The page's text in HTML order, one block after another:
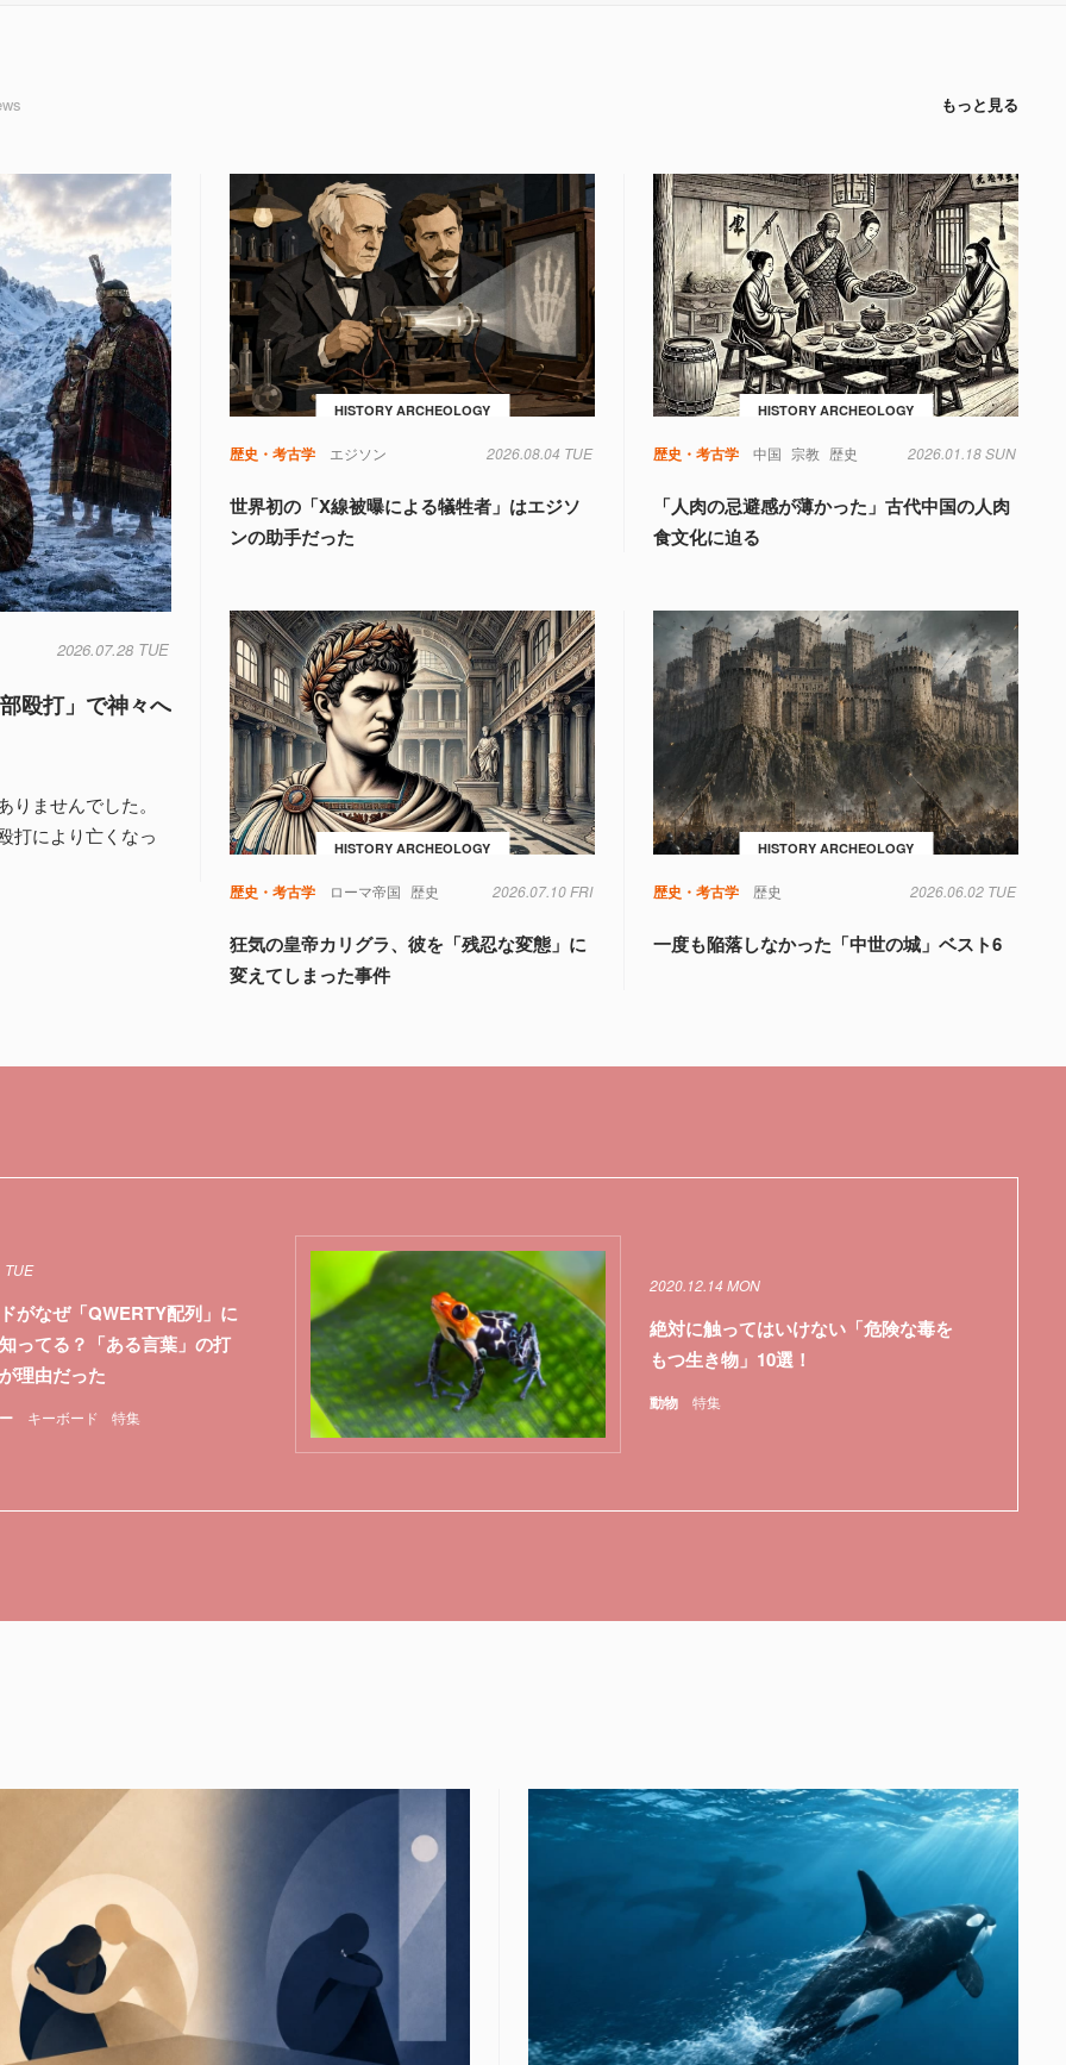
もっと見る
2026.07.28 TUE
殴打」で神々へ
ませんでした。
打により亡くなっ
HISTORY ARCHEOLOGY
歴史・考古学 エジソン 2026.08.04 TUE
世界初の「X線被曝による犠牲者」はエジソ
ンの助手だった
HISTORY ARCHEOLOGY
歴史・考古学 中国 宗教 歴史 2026.01.18 SUN
「人肉の忌避感が薄かった」古代中国の人肉
食文化に迫る
HISTORY ARCHEOLOGY
歴史・考古学 ローマ帝国 歴史 2026.07.10 FRI
狂気の皇帝カリグラ、彼を「残忍な変態」に
変えてしまった事件
HISTORY ARCHEOLOGY
歴史・考古学 歴史 2026.06.02 TUE
一度も陥落しなかった「中世の城」ベスト6
キーボード 特集
TUE
がなぜ「QWERTY配列」に
ってる？「ある言葉」の打
理由だった
動物 特集
2020.12.14 MON
絶対に触ってはいけない「危険な毒を
もつ生き物」10選！